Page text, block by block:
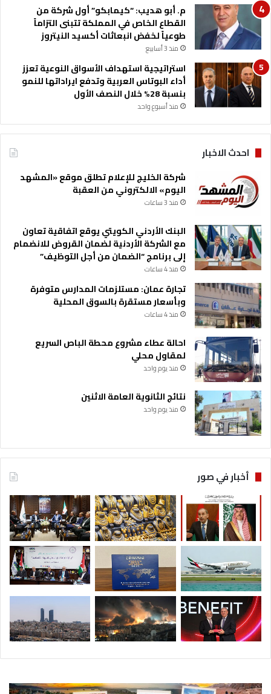
م. أبو هديب: “كيمابكو” أول شركة من
القطاع الخاص في المملكة تتبنى التزاماً
طوعياً لخفض انبعاثات أكسيد النيتروز
منذ 3 أسابيع
استراتيجية استهداف الأسواق النوعية تعزز
أداء البوتاس العربية وتدفع ايراداتها للنمو
بنسبة 28% خلال النصف الأول
منذ أسبوع واحد
احدث الاخبار
شركة الخليج للإعلام تطلق موقع «المشهد
اليوم» الالكتروني من العقبة
منذ 3 ساعات
البنك الأردني الكويتي يوقع اتفاقية تعاون
مع الشركة الأردنية لضمان القروض للانضمام
إلى برنامج “الضمان من أجل التوظيف”
منذ 4 ساعات
تجارة عمان: مستلزمات المدارس متوفرة
وبأسعار مستقرة بالسوق المحلية
منذ 4 ساعات
احالة عطاء مشروع محطة الباص السريع
لمقاول محلي
منذ يوم واحد
نتائج الثانوية العامة الاثنين
منذ يوم واحد
أخبار في صور